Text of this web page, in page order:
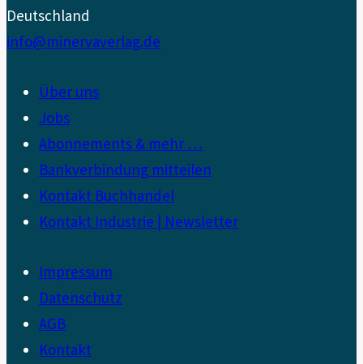
Deutschland
info@minervaverlag.de
Über uns
Jobs
Abonnements & mehr …
Bankverbindung mitteilen
Kontakt Buchhandel
Kontakt Industrie | Newsletter
Impressum
Datenschutz
AGB
Kontakt